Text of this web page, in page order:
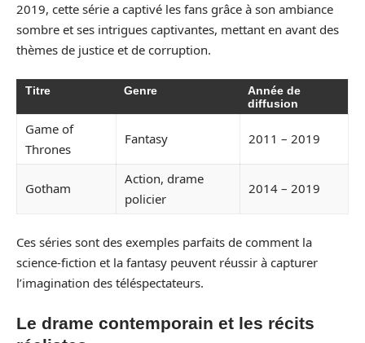
2019, cette série a captivé les fans grâce à son ambiance
sombre et ses intrigues captivantes, mettant en avant des
thèmes de justice et de corruption.
Titre Genre
Année de
diffusion
Game of
Thrones
Fantasy 2011 – 2019
Gotham
Action, drame
policier
2014 – 2019
Ces séries sont des exemples parfaits de comment la
science-fiction et la fantasy peuvent réussir à capturer
l’imagination des téléspectateurs.
Le drame contemporain et les récits